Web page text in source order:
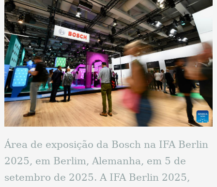
Área de exposição da Bosch na IFA Berlin
2025, em Berlim, Alemanha, em 5 de
setembro de 2025. A IFA Berlin 2025,